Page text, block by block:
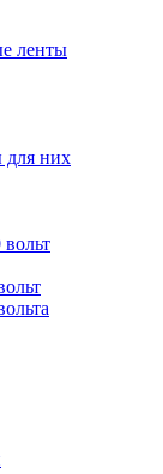
ленты
для них